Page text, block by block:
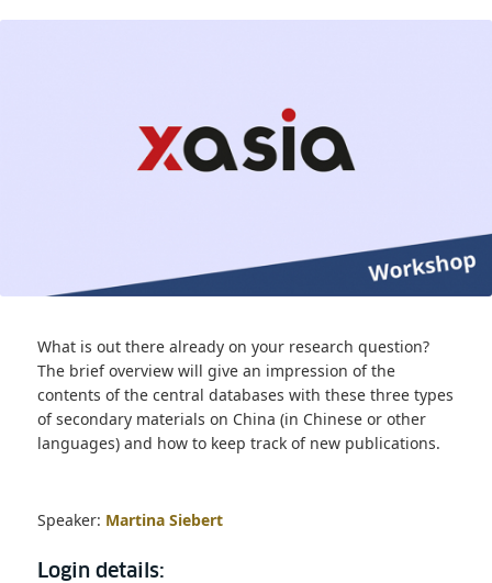
What is out there already on your research question?
The brief overview will give an impression of the
contents of the central databases with these three types
of secondary materials on China (in Chinese or other
languages) and how to keep track of new publications.
Speaker: Martina Siebert
Login details: